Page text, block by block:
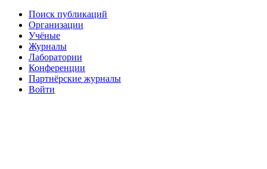
Поиск публикаций
Организации
Учёные
Журналы
Лаборатории
Конференции
Партнёрские журналы
Войти